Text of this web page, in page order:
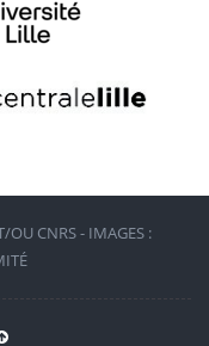
OU CNRS - IMAGES :